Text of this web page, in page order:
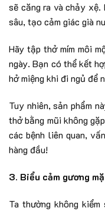
sẽ căng ra và chảy xệ.
sâu, tạo cảm giác già
Hãy tập thở mím môi
ngày. Bạn có thể kết
hở miệng khi đi ngủ để
Tuy nhiên, sản phẩm
thở bằng mũi không
các bệnh liên quan,
hàng đầu!
3. Biểu cảm gương
Ta thường không